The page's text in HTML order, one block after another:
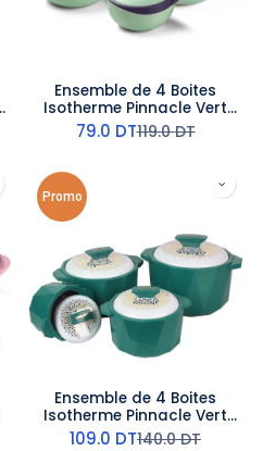
Ensemble de 4 Boites
Isotherme Pinnacle Vert
Pistache
79.0 DT119.0DT
Promo
Ensemble de 4 Boites
Isotherme Pinnacle Vert
Foncée
109.0 DT140.0DT